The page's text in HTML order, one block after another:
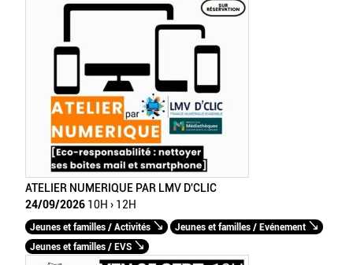
ATELIER NUMERIQUE PAR LMV D'CLIC
24/09/2026 10H › 12H
Jeunes et familles / Activités
Jeunes et familles / Evénement
Jeunes et familles / EVS